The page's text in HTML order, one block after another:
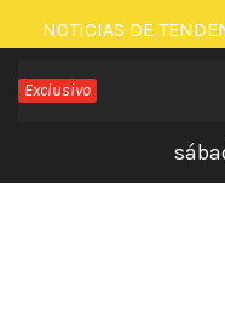
Saltar
al
contenido
NOTICIAS DE
Exclusivo